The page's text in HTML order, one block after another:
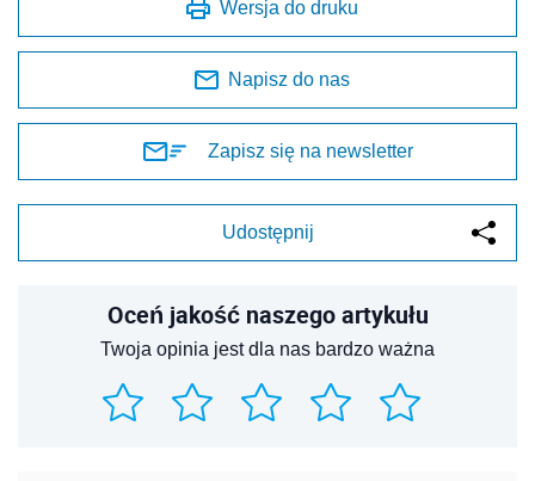
Wersja do druku
Napisz do nas
Zapisz się na newsletter
Udostępnij
Oceń jakość naszego artykułu
Twoja opinia jest dla nas bardzo ważna